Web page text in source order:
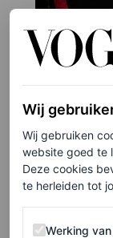
©GETTY
Rihanna
Wij
Wij gebruiken
website goed te
Deze cookies
te herleiden tot
Werking van
Werking